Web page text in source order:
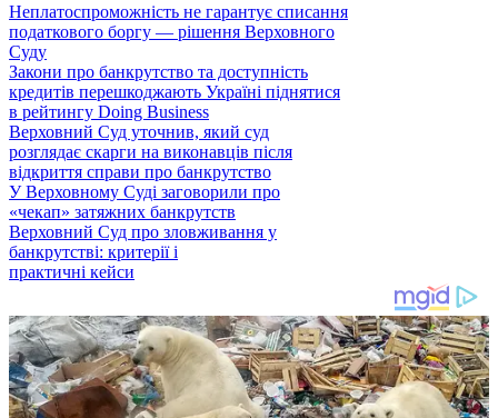
Неплатоспроможність не гарантує списання
податкового боргу — рішення Верховного
Суду
Закони про банкрутство та доступність
кредитів перешкоджають Україні піднятися
в рейтингу Doing Business
Верховний Суд уточнив, який суд
розглядає скарги на виконавців після
відкриття справи про банкрутство
У Верховному Суді заговорили про
«чекап» затяжних банкрутств
Верховний Суд про зловживання у
банкрутстві: критерії і
практичні кейси